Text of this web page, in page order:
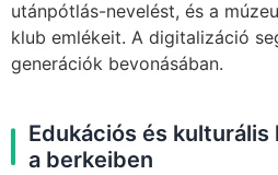
utánpótlás-nevelést, és a
klub emlékeit. A digitalizáció
generációk bevonásában.
Edukációs és
a berkeiben